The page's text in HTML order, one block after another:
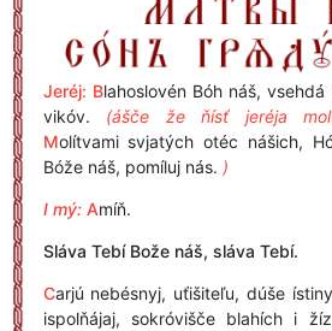
Jeréj: Blahoslovén Bóh náš,
vikóv. (ášče že ňísť jeréja
Molítvami svjatých otéc nášich,
Bóže náš, pomíluj nás. )
I mý: Amíň.
Sláva Tebí Bože náš, sláva Tebí.
Carjú nebésnyj, uťišiteľu, dúše
ispolňájaj, sokróvišče blahích i